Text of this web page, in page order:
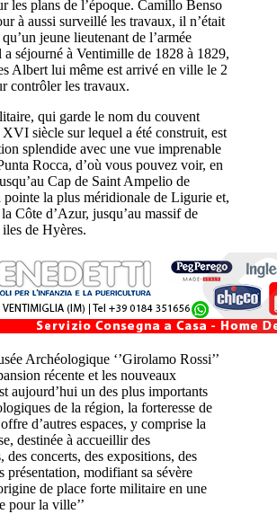
les plans de l’époque. Camillo Benso
à aussi surveillé les travaux, il n’était
jeune lieutenant de l’armée
a séjourné à Ventimille de 1828 à 1829,
Albert lui même est arrivé en ville le 2
contrôler les travaux.
qui garde le nom du couvent
siècle sur lequel a été construit, est
splendide avec une vue imprenable
Rocca, d’où vous pouvez voir, en
Cap de Saint Ampelio de
la plus méridionale de Ligurie et,
Côte d’Azur, jusqu’au massif de
de Hyères.
Archéologique ‘’Girolamo Rossi’’
récente et les nouveaux
aujourd’hui un des plus importants
de la région, la forteresse de
d’autres espaces, y comprise la
destinée à accueillir des
des concerts, des expositions, des
présentation, modifiant sa sévère
de place forte militaire en une
pour la ville’’